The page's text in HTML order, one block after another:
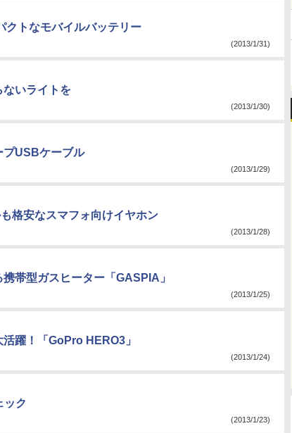
クトなモバイルバッテリー
(2013/1/31)
いライトを
(2013/1/30)
プUSBケーブル
(2013/1/29)
格安なスマフォ向けイヤホン
(2013/1/28)
帯型ガスヒーター「GASPIA」
(2013/1/25)
躍！「GoPro HERO3」
(2013/1/24)
ック
(2013/1/23)